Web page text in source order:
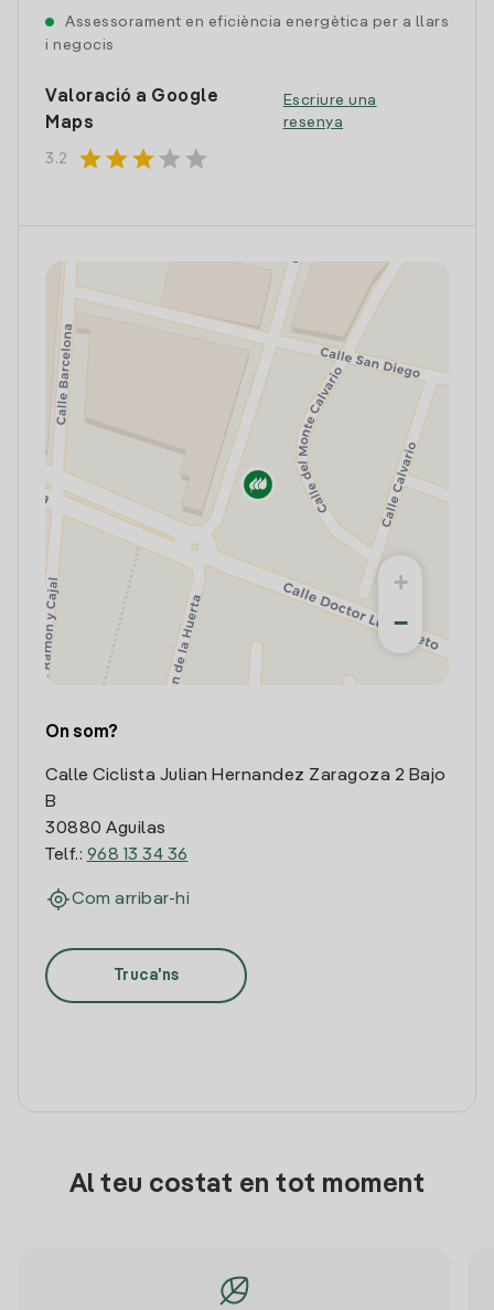
Assessorament en eficiència energètica per a llars
i negocis
Valoració a Google
Maps
3.2 starstarstar star star
Escriure una
resenya
+
−
On som?
Calle Ciclista Julian Hernandez Zaragoza 2 Bajo
B
30880 Aguilas
Telf.: 968 13 34 36
Com arribar-hi
Truca'ns
Al teu costat en tot moment